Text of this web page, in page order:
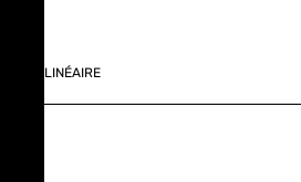
LINÉAIRE